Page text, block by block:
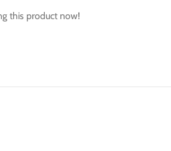
this product now!